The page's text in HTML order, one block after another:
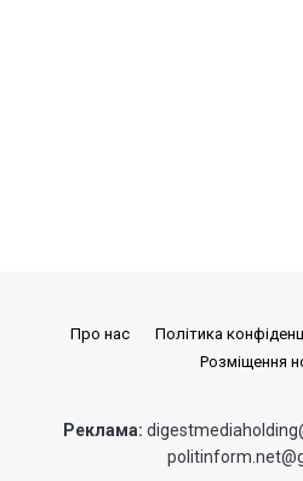
Про нас Політика
Розміщення
Реклама: